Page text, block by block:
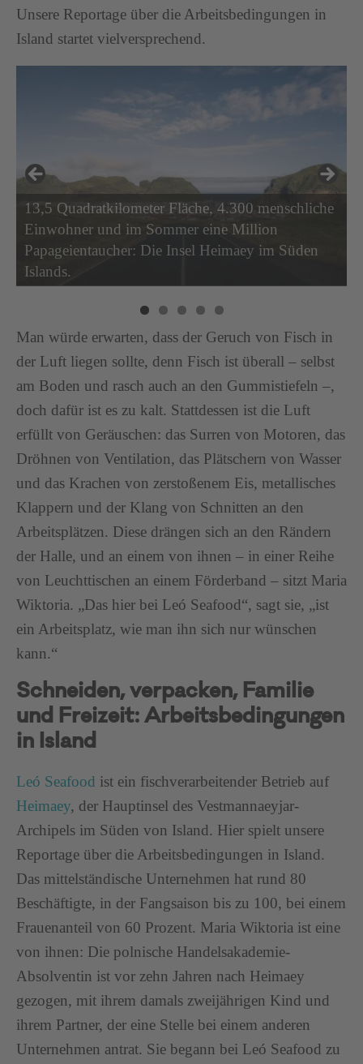
Unsere Reportage über die Arbeitsbedingungen in
Island startet vielversprechend.
13,5 Quadratkilometer Fläche, 4.300 menschliche
Einwohner und im Sommer eine Million
Papageientaucher: Die Insel Heimaey im Süden
Islands.
Man würde erwarten, dass der Geruch von Fisch in
der Luft liegen sollte, denn Fisch ist überall – selbst
am Boden und rasch auch an den Gummistiefeln –,
doch dafür ist es zu kalt. Stattdessen ist die Luft
erfüllt von Geräuschen: das Surren von Motoren, das
Dröhnen von Ventilation, das Plätschern von Wasser
und das Krachen von zerstoßenem Eis, metallisches
Klappern und der Klang von Schnitten an den
Arbeitsplätzen. Diese drängen sich an den Rändern
der Halle, und an einem von ihnen – in einer Reihe
von Leuchttischen an einem Förderband – sitzt Maria
Wiktoria. „Das hier bei Leó Seafood“, sagt sie, „ist
ein Arbeitsplatz, wie man ihn sich nur wünschen
kann.“
Schneiden, verpacken, Familie
und Freizeit: Arbeitsbedingungen
in Island
Leó Seafood ist ein fischverarbeitender Betrieb auf
Heimaey, der Hauptinsel des Vestmannaeyjar-
Archipels im Süden von Island. Hier spielt unsere
Reportage über die Arbeitsbedingungen in Island.
Das mittelständische Unternehmen hat rund 80
Beschäftigte, in der Fangsaison bis zu 100, bei einem
Frauenanteil von 60 Prozent. Maria Wiktoria ist eine
von ihnen: Die polnische Handelsakademie-
Absolventin ist vor zehn Jahren nach Heimaey
gezogen, mit ihrem damals zweijährigen Kind und
ihrem Partner, der eine Stelle bei einem anderen
Unternehmen antrat. Sie begann bei Leó Seafood zu